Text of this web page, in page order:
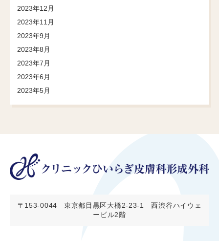
2023年12月
2023年11月
2023年9月
2023年8月
2023年7月
2023年6月
2023年5月
〒153-0044
東京都目黒区大橋2-23-1 西渋谷ハイウェ
ービル2階